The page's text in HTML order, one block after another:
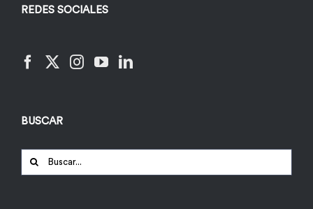
REDES SOCIALES
BUSCAR
Buscar: